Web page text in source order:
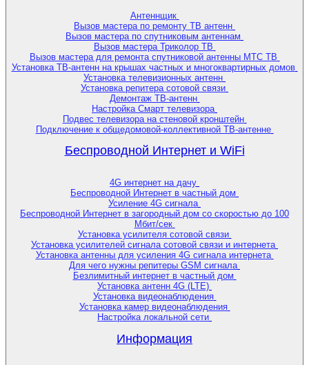
Антеннщик
Вызов мастера по ремонту ТВ антенн
Вызов мастера по спутниковым антеннам
Вызов мастера Триколор ТВ
Вызов мастера для ремонта спутниковой антенны МТС ТВ
Установка ТВ-антенн на крышах частных и многоквартирных домов
Установка телевизионных антенн
Установка репитера сотовой связи
Демонтаж ТВ-антенн
Настройка Смарт телевизора
Подвес телевизора на стеновой кронштейн
Подключение к общедомовой-коллективной ТВ-антенне
Беспроводной Интернет и WiFi
4G интернет на дачу
Беспроводной Интернет в частный дом
Усиление 4G сигнала
Беспроводной Интернет в загородный дом со скоростью до 100
Мбит/сек
Установка усилителя сотовой связи
Установка усилителей сигнала сотовой связи и интернета
Установка антенны для усиления 4G сигнала интернета
Для чего нужны репитеры GSM сигнала
Безлимитный интернет в частный дом
Установка антенн 4G (LTE)
Установка видеонаблюдения
Установка камер видеонаблюдения
Настройка локальной сети
Информация